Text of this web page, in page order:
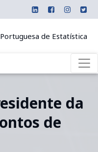
de Estatística
da
de